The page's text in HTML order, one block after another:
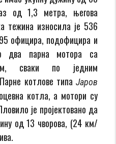
од 1,3 метра, његова
тежина износила је 536
официра, подофицира и
два парна мотора са
сваки по једним
котлове типа Јаров
котла, а мотори су
је пројектовано да
од 13 чворова, (24 км/